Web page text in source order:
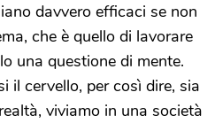
davvero efficaci se non
che è quello di lavorare
una questione di mente.
il cervello, per così dire, sia
viviamo in una società